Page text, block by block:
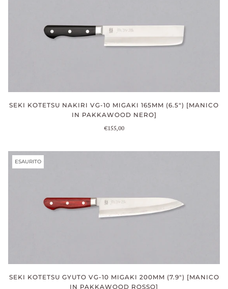
SEKI KOTETSU NAKIRI VG-10 MIGAKI 165MM (6.5") [MANICO
IN PAKKAWOOD NERO]
€155,00
ESAURITO
SEKI KOTETSU GYUTO VG-10 MIGAKI 200MM (7.9") [MANICO
IN PAKKAWOOD ROSSO]